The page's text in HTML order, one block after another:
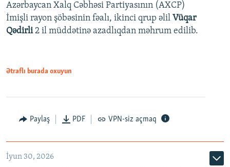
Azərbaycan Xalq Cəbhəsi Partiyasının (AXCP)
İmişli rayon şöbəsinin fəalı, ikinci qrup əlil Vüqar
Qədirli2 il müddətinə azadlıqdan məhrum edilib.
Ətraflı burada oxuyun
Paylaş PDF VPN-siz açmaq
İyun 30, 2026